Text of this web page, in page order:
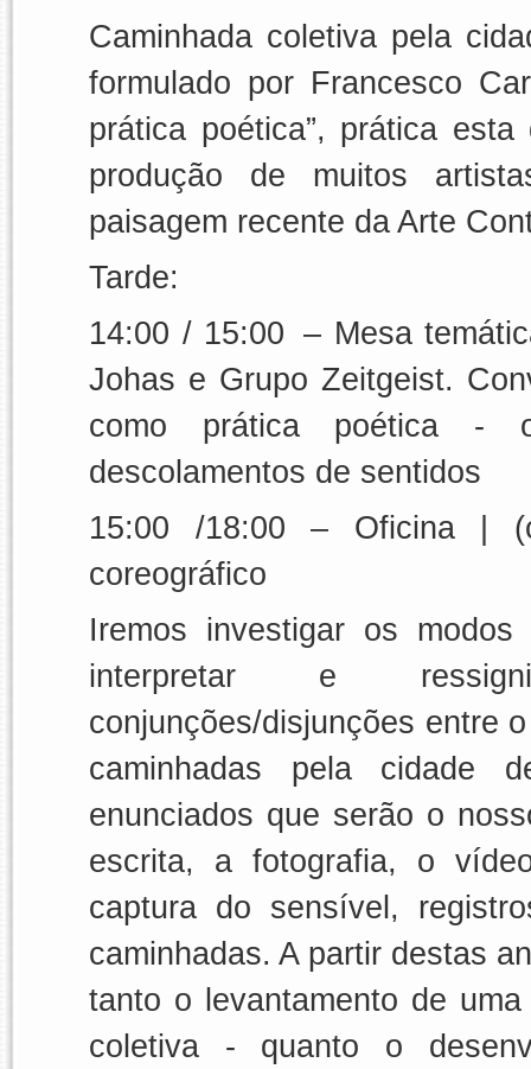
Caminhada coletiva pela
formulado por Francesco
prática poética”, prática
produção de muitos
paisagem recente da Arte
Tarde:
14:00 / 15:00 – Mesa
Johas e Grupo Zeitgeist.
como prática poética -
descolamentos de sentidos
15:00 /18:00 – Oficina | (
coreográfico
Iremos investigar os
interpretar e
conjunções/disjunções entre
caminhadas pela cidade
enunciados que serão o
escrita, a fotografia, o
captura do sensível,
caminhadas. A partir destas
tanto o levantamento de
coletiva - quanto o